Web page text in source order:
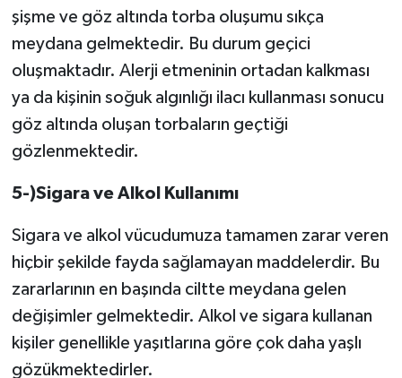
şişme ve göz altında torba oluşumu sıkça
meydana gelmektedir. Bu durum geçici
oluşmaktadır. Alerji etmeninin ortadan kalkması
ya da kişinin soğuk algınlığı ilacı kullanması sonucu
göz altında oluşan torbaların geçtiği
gözlenmektedir.
5-)Sigara ve Alkol Kullanımı
Sigara ve alkol vücudumuza tamamen zarar veren
hiçbir şekilde fayda sağlamayan maddelerdir. Bu
zararlarının en başında ciltte meydana gelen
değişimler gelmektedir. Alkol ve sigara kullanan
kişiler genellikle yaşıtlarına göre çok daha yaşlı
gözükmektedirler.